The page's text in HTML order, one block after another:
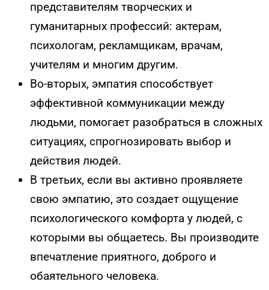
представителям творческих и
гуманитарных профессий: актерам,
психологам, рекламщикам, врачам,
учителям и многим другим.
Во-вторых, эмпатия способствует
эффективной коммуникации между
людьми, помогает разобраться в сложных
ситуациях, спрогнозировать выбор и
действия людей.
В третьих, если вы активно проявляете
свою эмпатию, это создает ощущение
психологического комфорта у людей, с
которыми вы общаетесь. Вы производите
впечатление приятного, доброго и
обаятельного человека.